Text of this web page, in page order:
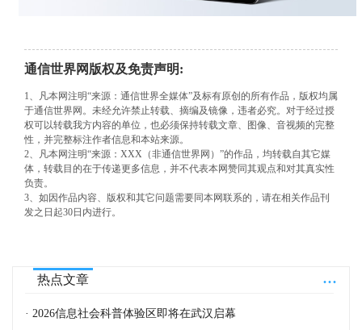
通信世界网版权及免责声明:
1、凡本网注明“来源：通信世界全媒体”及标有原创的所有作品，版权均属
于通信世界网。未经允许禁止转载、摘编及镜像，违者必究。对于经过授
权可以转载我方内容的单位，也必须保持转载文章、图像、音视频的完整
性，并完整标注作者信息和本站来源。
2、凡本网注明“来源：XXX（非通信世界网）”的作品，均转载自其它媒
体，转载目的在于传递更多信息，并不代表本网赞同其观点和对其真实性
负责。
3、如因作品内容、版权和其它问题需要同本网联系的，请在相关作品刊
发之日起30日内进行。
...
热点文章
· 2026信息社会科普体验区即将在武汉启幕